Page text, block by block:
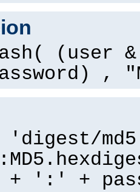
(user
,
'digest/
+ ':' +